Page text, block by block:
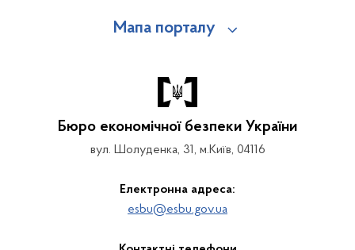
Мапа порталу
Бюро економічної безпеки України
вул. Шолуденка, 31, м.Київ, 04116
Електронна адреса:
esbu@esbu.gov.ua